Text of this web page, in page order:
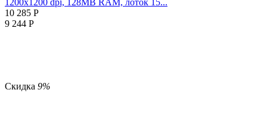
1200x1200 dpi, 128MB RAM, лоток 15...
10 285 Р
9 244 Р
Скидка 9%